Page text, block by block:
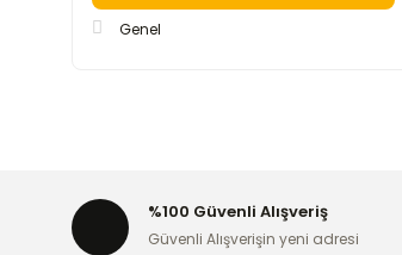
Genel
%100 Güvenli Alışveriş
Güvenli Alışverişin yeni adresi